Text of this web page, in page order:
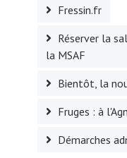
Fressin.fr
Réserver la
la MSAF
Bientôt, la
Fruges : à
Démarches